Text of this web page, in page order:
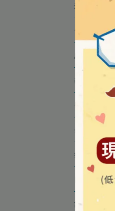
運動補給
保健食品
成人營養
樂齡生活
醫材用品
美容保養
媽咪寶貝
口腔護理
護眼專區